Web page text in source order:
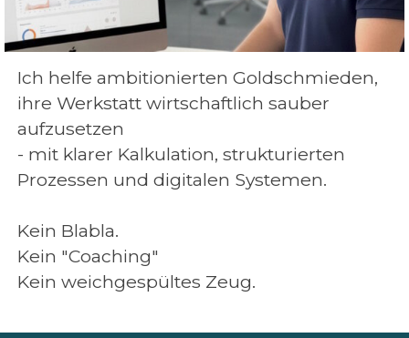
Ich helfe ambitionierten Goldschmieden,
ihre Werkstatt wirtschaftlich sauber
aufzusetzen
- mit klarer Kalkulation, strukturierten
Prozessen und digitalen Systemen.
Kein Blabla.
Kein "Coaching"
Kein weichgespültes Zeug.